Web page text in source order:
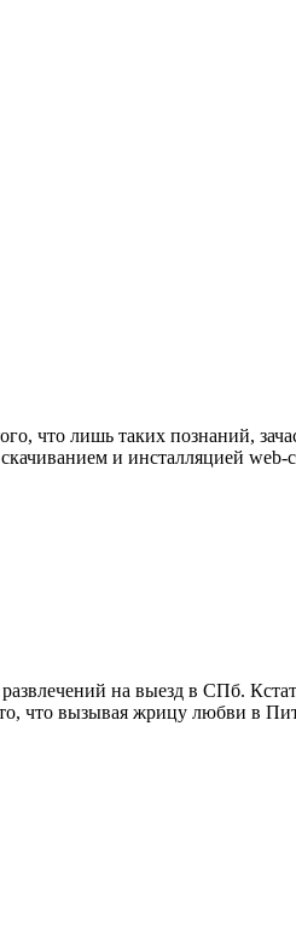
что лишь таких познаний,
и инсталляцией web-
на выезд в СПб.
что вызывая жрицу любви в